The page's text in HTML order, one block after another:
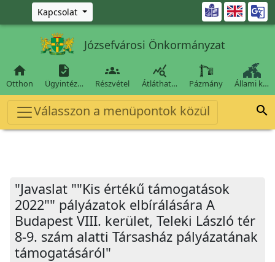
Ugrás a fő tartalomra
Kapcsolat 
Józsefvárosi Önkormányzat

Otthon

Ügyintéz…

Részvétel

Átláthat… Pázmány Állami k…
Válasszon a menüpontok közül 
"Javaslat ""Kis értékű támogatások
2022"" pályázatok elbírálására A
Budapest VIII. kerület, Teleki László tér
8-9. szám alatti Társasház pályázatának
támogatásáról"